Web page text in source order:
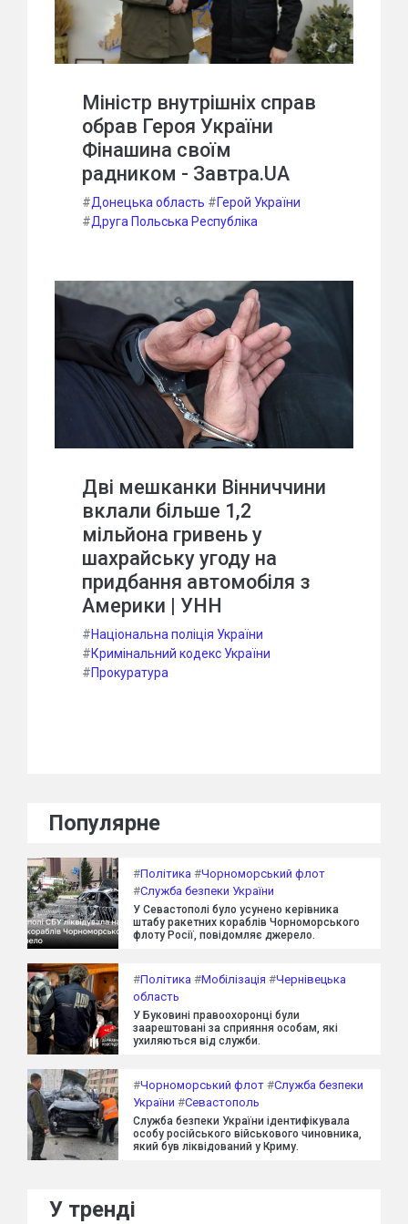
Міністр внутрішніх справ
обрав Героя України
Фінашина своїм
радником - Завтра.UA
#Донецька область #Герой України
#Друга Польська Республіка
Дві мешканки Вінниччини
вклали більше 1,2
мільйона гривень у
шахрайську угоду на
придбання автомобіля з
Америки | УНН
#Національна поліція України
#Кримінальний кодекс України
#Прокуратура
Популярне
#Політика #Чорноморський флот
#Служба безпеки України
У Севастополі було усунено керівника
штабу ракетних кораблів Чорноморського
флоту Росії, повідомляє джерело.
#Політика #Мобілізація #Чернівецька
область
У Буковині правоохоронці були
заарештовані за сприяння особам, які
ухиляються від служби.
#Чорноморський флот #Служба безпеки
України #Севастополь
Служба безпеки України ідентифікувала
особу російського військового чиновника,
який був ліквідований у Криму.
У тренді